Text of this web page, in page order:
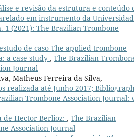
e revisão da estrutura e conteúdo
em instrumento da
1 (2021): The Brazilian Trombone
de caso The applied trombone
a case study , The Brazilian
Journal
Matheus Ferreira da Silva,
realizada até Junho 2017;
Trombone Association Journal:
de Hector Berlioz: , The Brazilian
Association Journal